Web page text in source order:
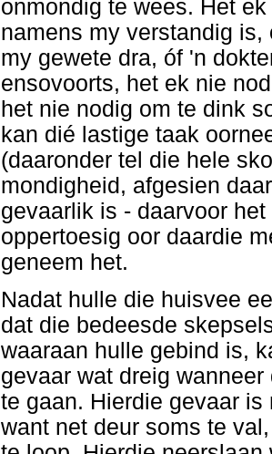
onmondig te wees. Het
namens my verstandig
my gewete dra, óf 'n
ensovoorts, het ek nie
het nie nodig om te dink
kan dié lastige taak
(daaronder tel die hele
mondigheid, afgesien
gevaarlik is - daarvoor
oppertoesig oor daardie
geneem het.
Nadat hulle die huisvee
dat die bedeesde
waaraan hulle gebind is,
gevaar wat dreig
te gaan. Hierdie gevaar
want net deur soms te